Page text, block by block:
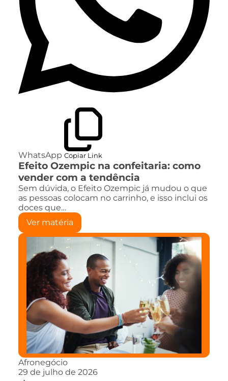
WhatsApp Copiar Link
Efeito Ozempic na confeitaria: como
vender com a tendência
Sem dúvida, o Efeito Ozempic já mudou o que
as pessoas colocam no carrinho, e isso inclui os
doces que…
Ver matéria
Afronegócio
29 de julho de 2026